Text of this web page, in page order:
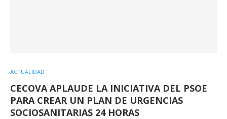
ACTUALIDAD
CECOVA APLAUDE LA INICIATIVA DEL PSOE
PARA CREAR UN PLAN DE URGENCIAS
SOCIOSANITARIAS 24 HORAS